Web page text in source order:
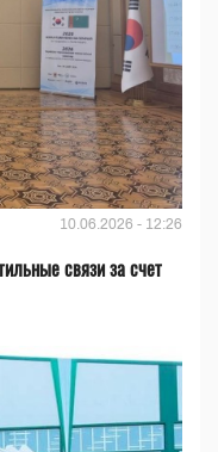
10.06.2026 - 12:26
связи за счет